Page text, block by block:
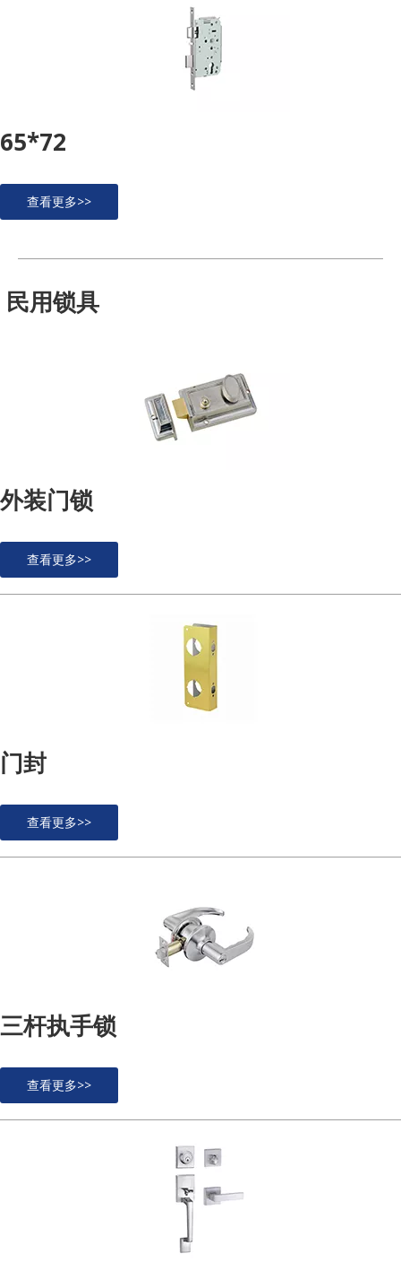
65*72
查看更多>>
民用锁具
外装门锁
查看更多>>
门封
查看更多>>
三杆执手锁
查看更多>>